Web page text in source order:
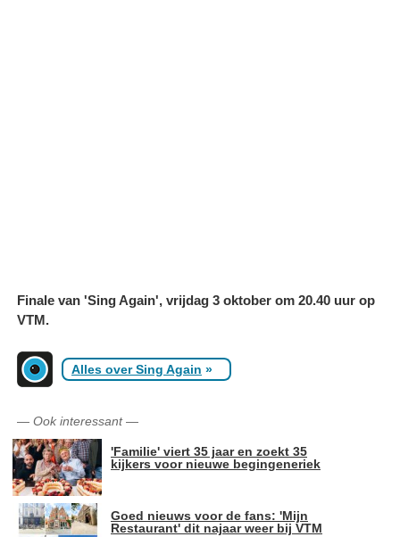
Finale van 'Sing Again', vrijdag 3 oktober om 20.40 uur op
VTM.
Alles over Sing Again »
— Ook interessant—
'Familie' viert 35 jaar en zoekt 35
kijkers voor nieuwe begingeneriek
Goed nieuws voor de fans: 'Mijn
Restaurant' dit najaar weer bij VTM